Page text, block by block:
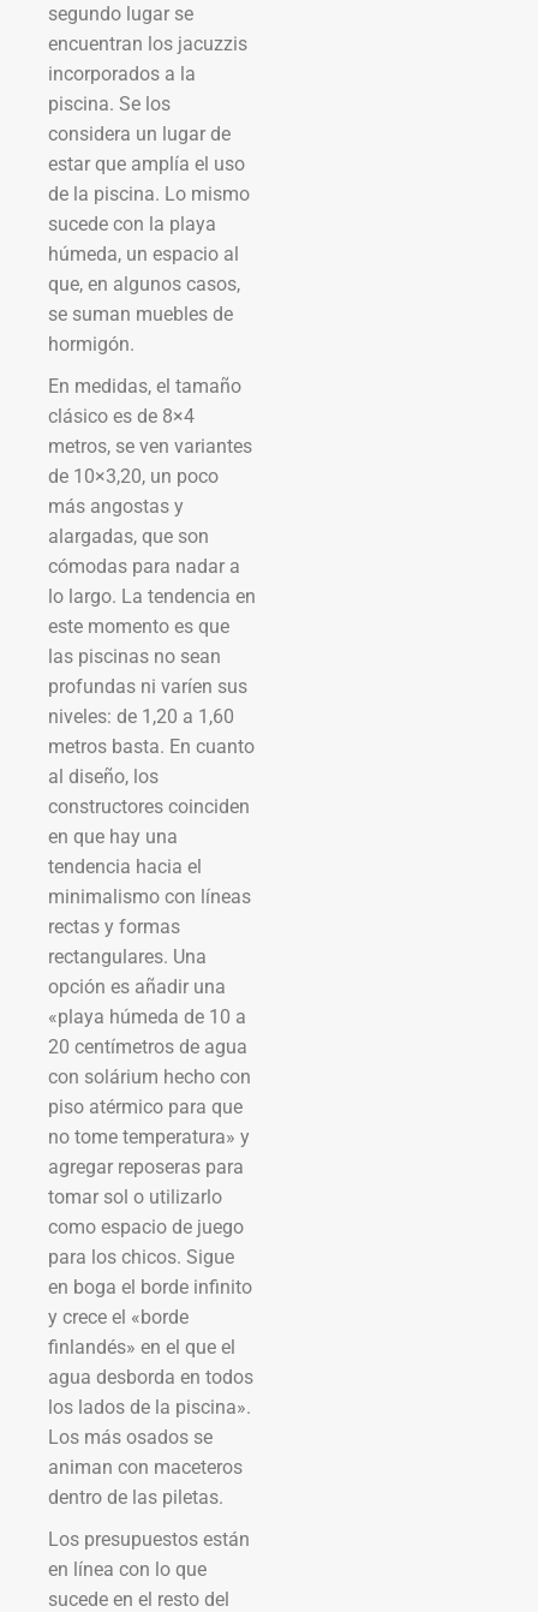
segundo lugar se
encuentran los jacuzzis
incorporados a la
piscina. Se los
considera un lugar de
estar que amplía el uso
de la piscina. Lo mismo
sucede con la playa
húmeda, un espacio al
que, en algunos casos,
se suman muebles de
hormigón.
En medidas, el tamaño
clásico es de 8×4
metros, se ven variantes
de 10×3,20, un poco
más angostas y
alargadas, que son
cómodas para nadar a
lo largo. La tendencia en
este momento es que
las piscinas no sean
profundas ni varíen sus
niveles: de 1,20 a 1,60
metros basta. En cuanto
al diseño, los
constructores coinciden
en que hay una
tendencia hacia el
minimalismo con líneas
rectas y formas
rectangulares. Una
opción es añadir una
«playa húmeda de 10 a
20 centímetros de agua
con solárium hecho con
piso atérmico para que
no tome temperatura» y
agregar reposeras para
tomar sol o utilizarlo
como espacio de juego
para los chicos. Sigue
en boga el borde infinito
y crece el «borde
finlandés» en el que el
agua desborda en todos
los lados de la piscina».
Los más osados se
animan con maceteros
dentro de las piletas.
Los presupuestos están
en línea con lo que
sucede en el resto del